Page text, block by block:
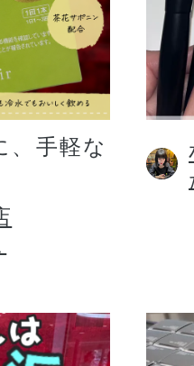
定期お届けサ
ライン
レススノー
、手軽な